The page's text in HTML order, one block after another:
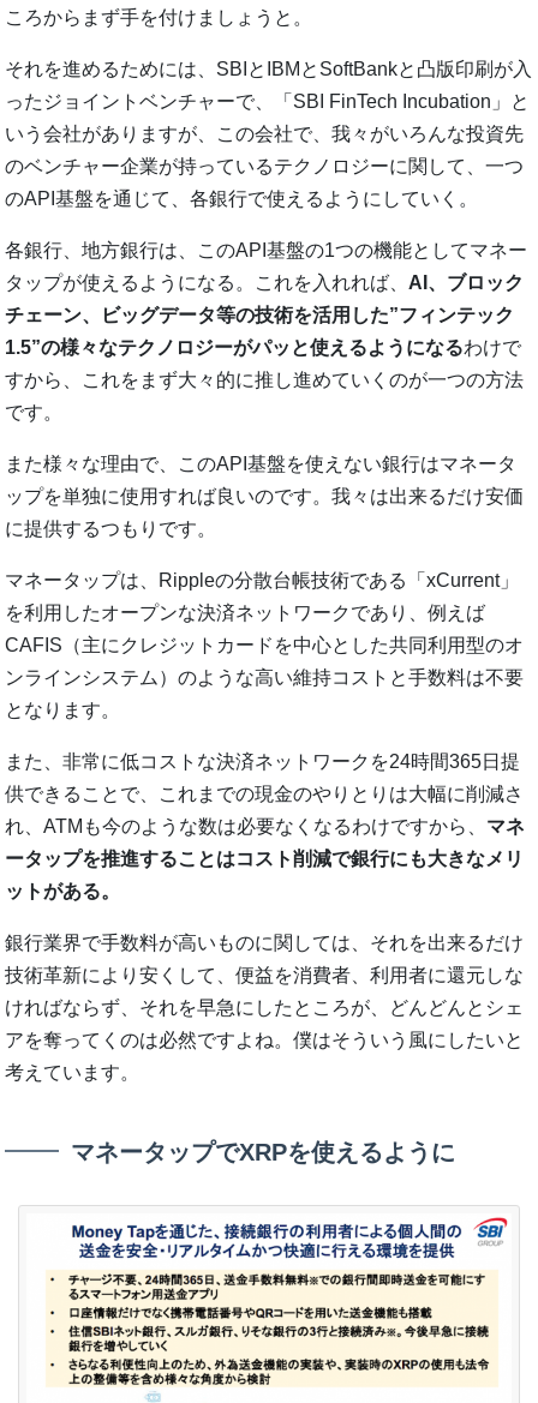
ころからまず手を付けましょうと。
それを進めるためには、SBIとIBMとSoftBankと凸版印刷が入
ったジョイントベンチャーで、「SBI FinTech Incubation」と
いう会社がありますが、この会社で、我々がいろんな投資先
のベンチャー企業が持っているテクノロジーに関して、一つ
のAPI基盤を通じて、各銀行で使えるようにしていく。
各銀行、地方銀行は、このAPI基盤の1つの機能としてマネー
タップが使えるようになる。これを入れれば、 AI、ブロック
チェーン、ビッグデータ等の技術を活用した”フィンテック
1.5”の様々なテクノロジーがパッと使えるようになるわけで
すから、これをまず大々的に推し進めていくのが一つの方法
です。
また様々な理由で、このAPI基盤を使えない銀行はマネータ
ップを単独に使用すれば良いのです。我々は出来るだけ安価
に提供するつもりです。
マネータップは、Rippleの分散台帳技術である「xCurrent」
を利用したオープンな決済ネットワークであり、例えば
CAFIS（主にクレジットカードを中心とした共同利用型のオ
ンラインシステム）のような高い維持コストと手数料は不要
となります。
また、非常に低コストな決済ネットワークを24時間365日提
供できることで、これまでの現金のやりとりは大幅に削減さ
れ、ATMも今のような数は必要なくなるわけですから、 マネ
ータップを推進することはコスト削減で銀行にも大きなメリ
ットがある。
銀行業界で手数料が高いものに関しては、それを出来るだけ
技術革新により安くして、便益を消費者、利用者に還元しな
ければならず、それを早急にしたところが、どんどんとシェ
アを奪ってくのは必然ですよね。僕はそういう風にしたいと
考えています。
マネータップでXRPを使えるように